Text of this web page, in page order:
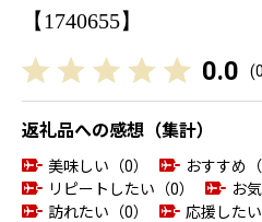
【1740655】
0.0 (0
返礼品への感想（集計）
美味しい（0）
おすすめ（
リピートしたい（0）
お
訪れたい（0）
応援したい